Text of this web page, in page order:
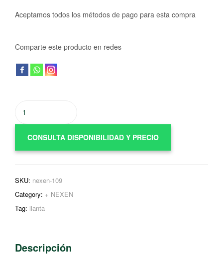
Aceptamos todos los métodos de pago para esta compra
Comparte este producto en redes
CONSULTA DISPONIBILIDAD Y PRECIO
SKU: nexen-109
Category: + NEXEN
Tag: llanta
Descripción